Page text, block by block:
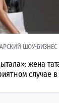
ШОУ-БИЗНЕС
жена
случае в